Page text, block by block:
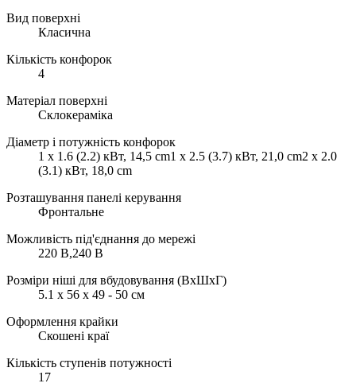
Вид поверхні
Класична
Кількість конфорок
4
Матеріал поверхні
Склокераміка
Діаметр і потужність конфорок
1 x 1.6 (2.2) кВт, 14,5 cm1 x 2.5 (3.7) кВт, 21,0 cm2 x 2.0
(3.1) кВт, 18,0 cm
Розташування панелі керування
Фронтальне
Можливість під'єднання до мережі
220 В,240 В
Розміри ніші для вбудовування (ВхШхГ)
5.1 x 56 x 49 - 50 см
Оформлення крайки
Скошені краї
Кількість ступенів потужності
17